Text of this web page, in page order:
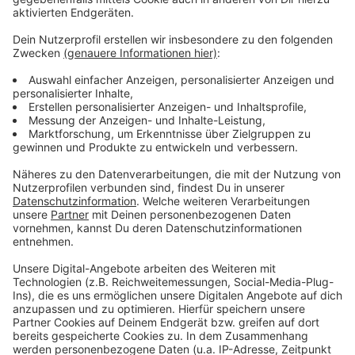
Es gibt diese Dinge im Leben, die können uns zur
Weißglut treiben. Bahnstreiks. Plötzlicher Schneefall.
Eiskratzen am frühen Morgen. Leute, die nicht
Autofahren können. Menschen, die seltsame Wörter
benutzen. Wo andere sich vor Verzweiflung das
Gesicht bis zum Bauchnabel ziehen oder ihren Kopf
gegen die Wand hauen wollen, geht in eben diesem
Kopf von Laura Potting ein Karussell los. Irgendwo
zwischen wirren Gedanken und scharfer
Alltagsbeobachtung. Ein bisschen ausgeflippt,
meistens bunt und nie ganz ernst gemeint.
Anzeige